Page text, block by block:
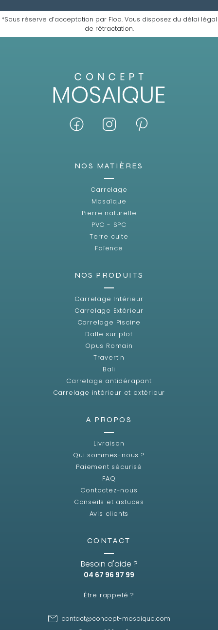
*Sous réserve d’acceptation par Floa. Vous disposez du délai légal
de rétractation.
NOS MATIÈRES
Carrelage
Mosaïque
Pierre naturelle
PVC - SPC
Terre cuite
Faïence
NOS PRODUITS
Carrelage Intérieur
Carrelage Extérieur
Carrelage Piscine
Dalle sur plot
Opus Romain
Travertin
Bali
Carrelage antidérapant
Carrelage intérieur et extérieur
A PROPOS
Livraison
Qui sommes-nous ?
Paiement sécurisé
FAQ
Contactez-nous
Conseils et astuces
Avis clients
CONTACT
Besoin d'aide ?
04 67 96 97 99
Être rappelé ?
contact@concept-mosaique.com